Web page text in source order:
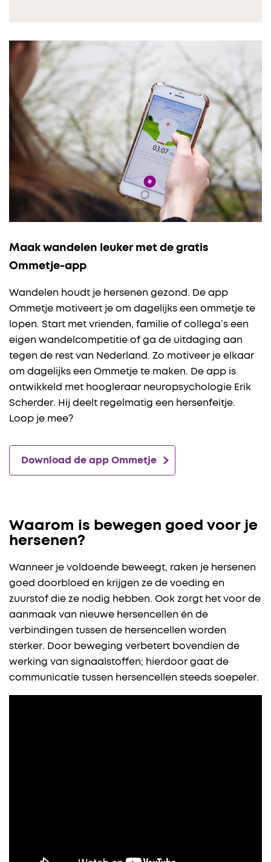
Maak wandelen leuker met de gratis
Ommetje-app
Wandelen houdt je hersenen gezond. De app
Ommetje motiveert je om dagelijks een ommetje te
lopen. Start met vrienden, familie of collega’s een
eigen wandelcompetitie of ga de uitdaging aan
tegen de rest van Nederland. Zo motiveer je elkaar
om dagelijks een Ommetje te maken. De app is
ontwikkeld met hoogleraar neuropsychologie Erik
Scherder. Hij deelt regelmatig een hersenfeitje.
Loop je mee?
Download de app Ommetje
Waarom is bewegen goed voor je
hersenen?
Wanneer je voldoende beweegt, raken je hersenen
goed doorbloed en krijgen ze de voeding en
zuurstof die ze nodig hebben. Ook zorgt het voor de
aanmaak van nieuwe hersencellen én de
verbindingen tussen de hersencellen worden
sterker. Door beweging verbetert bovendien de
werking van signaalstoffen; hierdoor gaat de
communicatie tussen hersencellen steeds soepeler.